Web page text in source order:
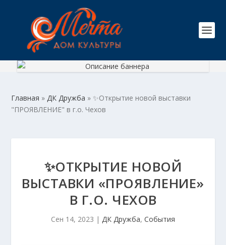
Главная »ДК Дружба » ✨Открытие новой выставки
"ПРОЯВЛЕНИЕ" в г.о. Чехов
✨ОТКРЫТИЕ НОВОЙ
ВЫСТАВКИ «ПРОЯВЛЕНИЕ»
В Г.О. ЧЕХОВ
Сен 14, 2023 | ДК Дружба, События